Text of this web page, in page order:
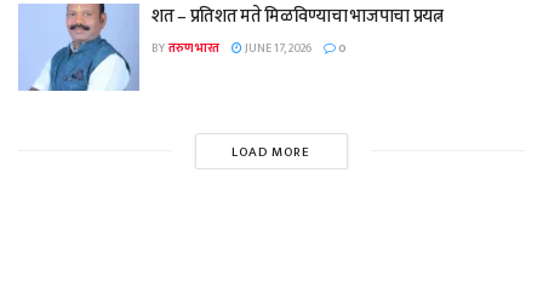
शत – प्रतिशत मते मिळविण्याचा भाजपाचा प्रयत्न
BYतरुण भारत JUNE 17, 2026 0
LOAD MORE